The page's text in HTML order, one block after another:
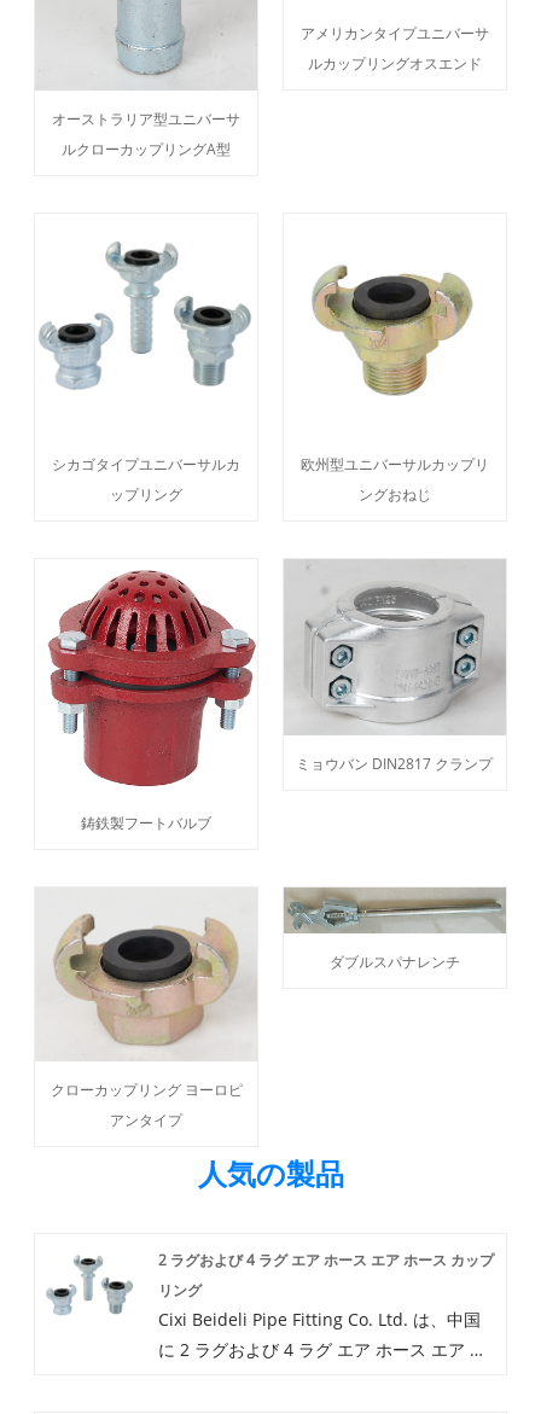
オーストラリア型ユニバーサ
ルクローカップリングA型
アメリカンタイプユニバーサ
ルカップリングオスエンド
シカゴタイプユニバーサルカ
ップリング
欧州型ユニバーサルカップリ
ングおねじ
鋳鉄製フートバルブ
ミョウバン DIN2817 クランプ
クローカップリング ヨーロピ
アンタイプ
ダブルスパナレンチ
人気の製品
2 ラグおよび 4 ラグ エア ホース エア ホース カップ
リング
Cixi Beideli Pipe Fitting Co. Ltd. は、中国
に 2 ラグおよび 4 ラグ エア ホース エア ホ